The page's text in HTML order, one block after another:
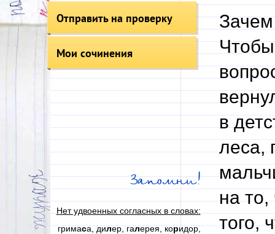
Отправить на проверку
Мои сочинения
Запомни!
Нет удвоенных согласных в словах:
гримаса, дилер, галерея, коридор,
Чтобы
в
леса,
на то,
того,